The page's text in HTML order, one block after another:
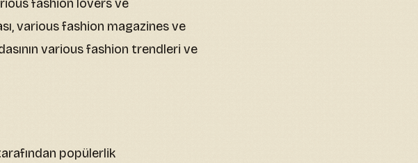
fashion lovers ve
various fashion magazines ve
various fashion trendleri ve
popülerlik